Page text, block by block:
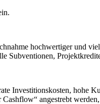
hochwertiger und
Subventionen,
Investitionskosten, hohe
angestrebt